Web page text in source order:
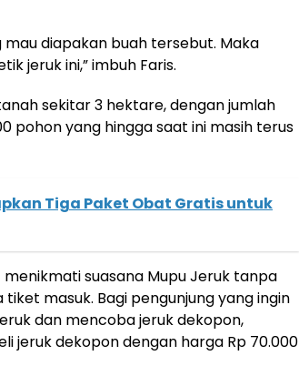
mau diapakan buah tersebut. Maka
jeruk ini,” imbuh Faris.
sekitar 3 hektare, dengan jumlah
pohon yang hingga saat ini masih terus
Tiga Paket Obat Gratis untuk
suasana Mupu Jeruk tanpa
masuk. Bagi pengunjung yang ingin
dan mencoba jeruk dekopon,
jeruk dekopon dengan harga Rp 70.000